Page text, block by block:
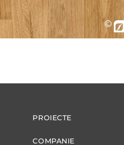
PROIECTE
COMPANIE